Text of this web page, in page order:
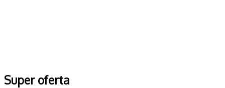
Super oferta